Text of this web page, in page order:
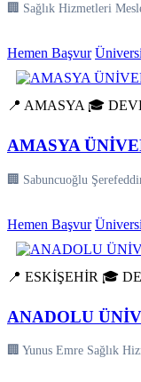
🏢 Sağlık Hizmetleri
Hemen Başvur
📍 AMASYA 🎓
AMASYA
🏢 Sabuncuoğlu
Hemen Başvur
📍 ESKİŞEHİR 🎓
ANADOLU
🏢 Yunus Emre Sağlık